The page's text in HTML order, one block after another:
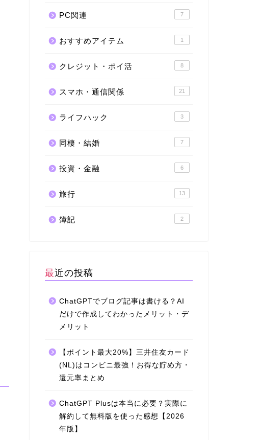
PC関連 7
おすすめアイテム 1
クレジット・ポイ活 8
スマホ・通信関係 21
ライフハック 3
同棲・結婚 7
投資・金融 6
旅行 13
簿記 2
最近の投稿
ChatGPTでブログ記事は書ける？AI
だけで作成してわかったメリット・デ
メリット
【ポイント最大20%】三井住友カード
(NL)はコンビニ最強！お得な貯め方・
還元率まとめ
ChatGPT Plusは本当に必要？実際に
解約して無料版を使った感想【2026
年版】